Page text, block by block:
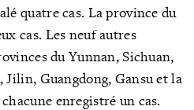
quatre cas. La province du
cas. Les neuf autres
du Yunnan, Sichuan,
Jilin, Guangdong, Gansu et la
enregistré un cas.